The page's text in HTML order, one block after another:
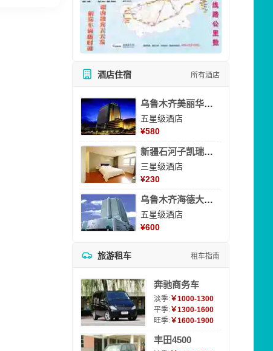
酒店住宿 所有酒店
乌鲁木齐美丽华大酒
五星级酒店
¥580
新疆石河子凯瑞酒店
三星级酒店
¥230
乌鲁木齐海德大酒店
五星级酒店
¥600
旅游租车 租车指南
奔驰商务车
淡季:￥1000-1300
平季:￥1300-1600
旺季:￥1600-1900
丰田4500